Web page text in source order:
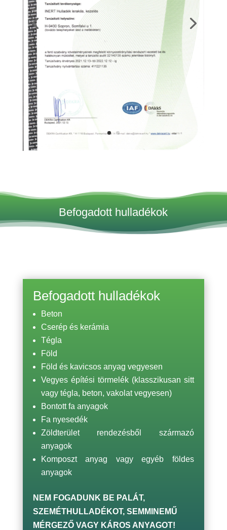
Befogadott hulladékok
Befogadott hulladékok
Beton
Cserép és kerámia
Tégla
Föld
Föld és kavicsos anyag vegyesen
Vegyes építési törmelék (klasszikusan sitt
vagy tégla, beton, vakolat vegyesen)
Bontott fa anyagok
Fa nyesedék
Zöldterület rendezésből származó
anyagok
Komposzt anyag vagy egyéb földes
anyagok
NEM FOGADUNK BE PALÁT,
SZEMÉTHULLADÉKOT, SEMMINEMŰ
MÉRGEZŐ VAGY KÁROS ANYAGOT!